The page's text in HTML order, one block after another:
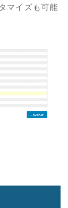
マイズも可能